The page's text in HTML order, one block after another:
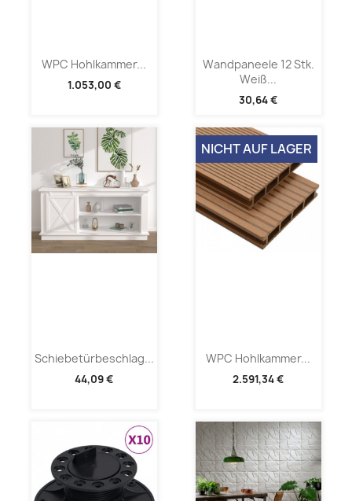
WPC Hohlkammer...
1.053,00 €
Wandpaneele 12 Stk.
Weiß...
30,64 €
Schiebetürbeschlag...
44,09 €
WPC Hohlkammer...
2.591,34 €
NICHT AUF LAGER